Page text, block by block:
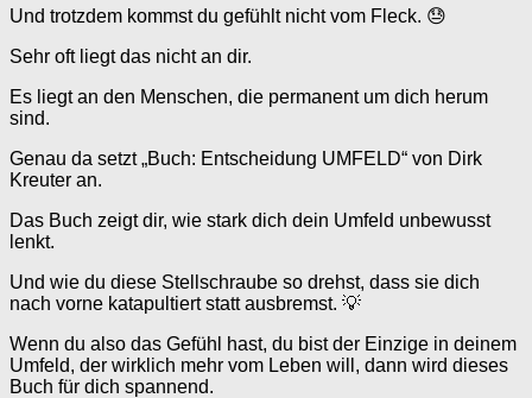
Und trotzdem kommst du gefühlt nicht vom Fleck. 😓
Sehr oft liegt das nicht an dir.
Es liegt an den Menschen, die permanent um dich herum
sind.
Genau da setzt „Buch: Entscheidung UMFELD“ von Dirk
Kreuter an.
Das Buch zeigt dir, wie stark dich dein Umfeld unbewusst
lenkt.
Und wie du diese Stellschraube so drehst, dass sie dich
nach vorne katapultiert statt ausbremst. 💡
Wenn du also das Gefühl hast, du bist der Einzige in deinem
Umfeld, der wirklich mehr vom Leben will, dann wird dieses
Buch für dich spannend.